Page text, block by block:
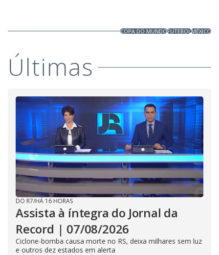
COPA DO MUNDOFUTEBOLMÉXICO
Últimas
DO R7/HÁ 16 HORAS
Assista à íntegra do Jornal da
Record | 07/08/2026
Ciclone-bomba causa morte no RS, deixa milhares sem luz
e outros dez estados em alerta